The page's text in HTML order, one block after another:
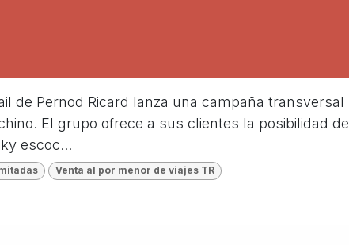
de Pernod Ricard lanza una campaña transversal
El grupo ofrece a sus clientes la posibilidad de
escoc...
Venta al por menor de viajes TR